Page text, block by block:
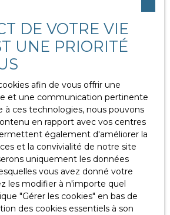
professionnels à chaque étape
Intégrer un réseau
d’outils performants, de
et d’un soutien constant.
ne signifie pas
bien au contraire.
en efficacité, de sécuriser
de se concentrer sur l’essentiel :
la réussite des projets. Grâce à
dans le secteur de la
offre uncadre propice à
professionnel , tout en
la liberté de construire son
DE VOTRE VIE
UNE PRIORITÉ
afin de vous offrir une
et une communication pertinente
à ces technologies, nous pouvons
en rapport avec vos centres
également d'améliorer la
et la convivialité de notre site
uniquement les données
vous avez donné votre
les modifier à n'importe quel
″Gérer les cookies″ en bas de
des cookies essentiels à son